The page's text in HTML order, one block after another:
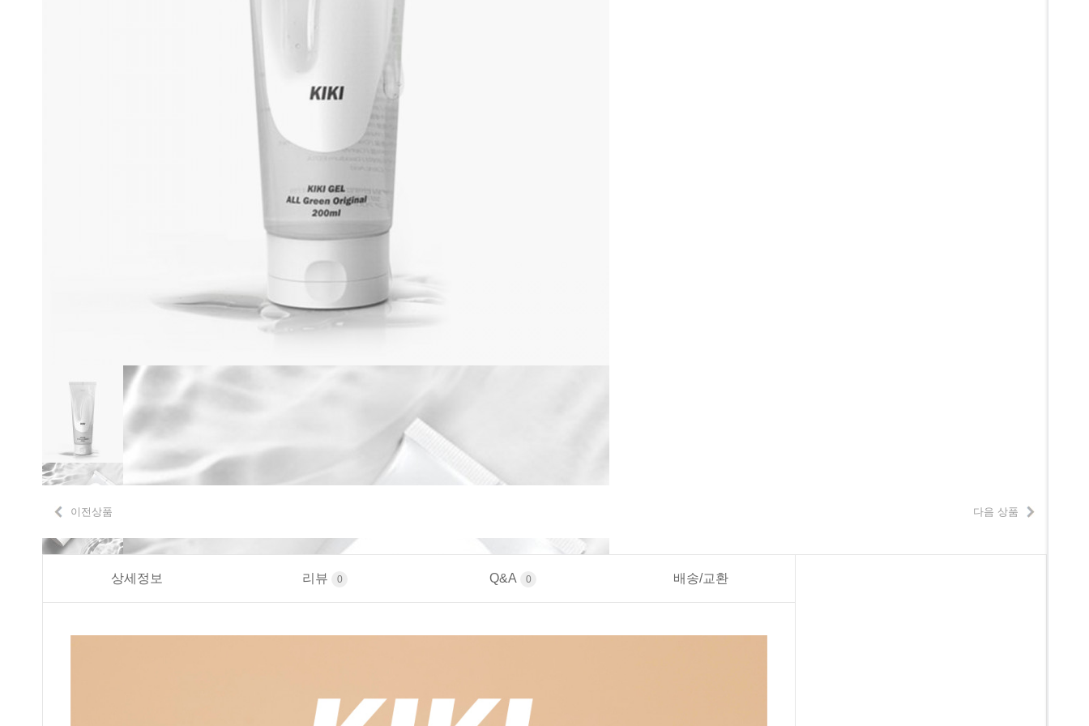
이전상품 다음 상품
상세정보 리뷰 0 Q&A 0 배송/교환